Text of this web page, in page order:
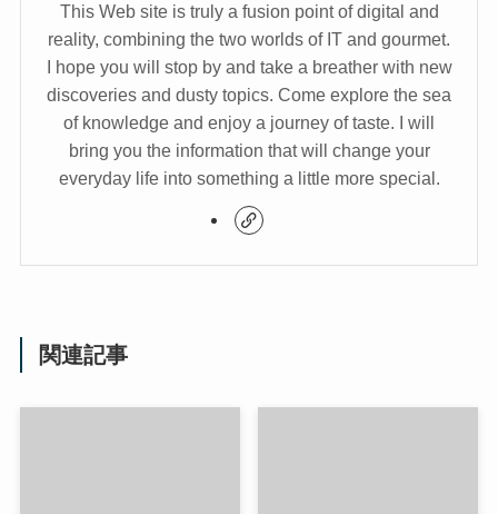
This Web site is truly a fusion point of digital and
reality, combining the two worlds of IT and gourmet.
I hope you will stop by and take a breather with new
discoveries and dusty topics. Come explore the sea
of knowledge and enjoy a journey of taste. I will
bring you the information that will change your
everyday life into something a little more special.
関連記事